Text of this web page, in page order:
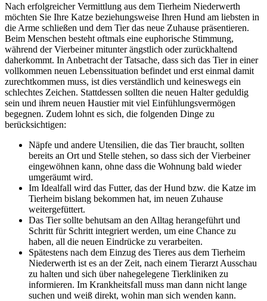
Nach erfolgreicher Vermittlung aus dem Tierheim Niederwerth
möchten Sie Ihre Katze beziehungsweise Ihren Hund am liebsten in
die Arme schließen und dem Tier das neue Zuhause präsentieren.
Beim Menschen besteht oftmals eine euphorische Stimmung,
während der Vierbeiner mitunter ängstlich oder zurückhaltend
daherkommt. In Anbetracht der Tatsache, dass sich das Tier in einer
vollkommen neuen Lebenssituation befindet und erst einmal damit
zurechtkommen muss, ist dies verständlich und keineswegs ein
schlechtes Zeichen. Stattdessen sollten die neuen Halter geduldig
sein und ihrem neuen Haustier mit viel Einfühlungsvermögen
begegnen. Zudem lohnt es sich, die folgenden Dinge zu
berücksichtigen:
Näpfe und andere Utensilien, die das Tier braucht, sollten
bereits an Ort und Stelle stehen, so dass sich der Vierbeiner
eingewöhnen kann, ohne dass die Wohnung bald wieder
umgeräumt wird.
Im Idealfall wird das Futter, das der Hund bzw. die Katze im
Tierheim bislang bekommen hat, im neuen Zuhause
weitergefüttert.
Das Tier sollte behutsam an den Alltag herangeführt und
Schritt für Schritt integriert werden, um eine Chance zu
haben, all die neuen Eindrücke zu verarbeiten.
Spätestens nach dem Einzug des Tieres aus dem Tierheim
Niederwerth ist es an der Zeit, nach einem Tierarzt Ausschau
zu halten und sich über nahegelegene Tierkliniken zu
informieren. Im Krankheitsfall muss man dann nicht lange
suchen und weiß direkt, wohin man sich wenden kann.